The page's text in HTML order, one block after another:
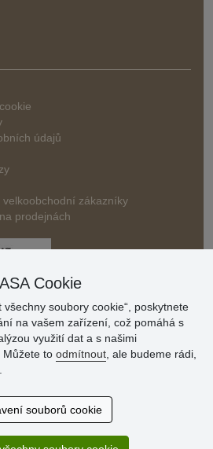
údajů
zákazníky
prodejnách
zboží za slušné ceny. Vřele
Cookie
všechny soubory cookie“, poskytnete
na vašem zařízení, což pomáhá s
využití dat a s našimi
Můžete to odmítnout , ale budeme rádi,
souborů cookie